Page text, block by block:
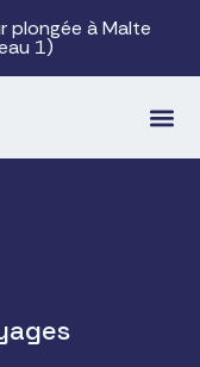
plongée à Malte
1)